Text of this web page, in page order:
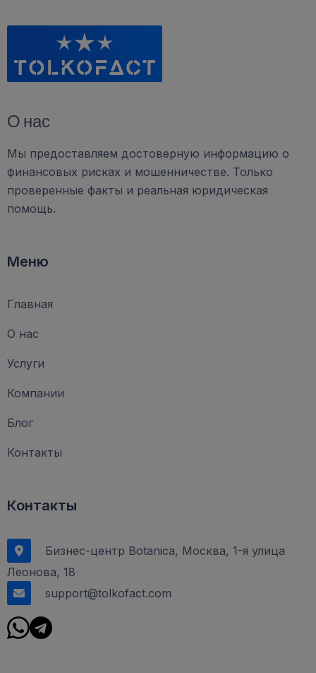
О нас
Мы предоставляем достоверную информацию о
финансовых рисках и мошенничестве. Только
проверенные факты и реальная юридическая
помощь.
Меню
Главная
О нас
Услуги
Компании
Блог
Контакты
Контакты
Бизнес-центр Botanica, Москва, 1-я улица
Леонова, 18
support@tolkofact.com